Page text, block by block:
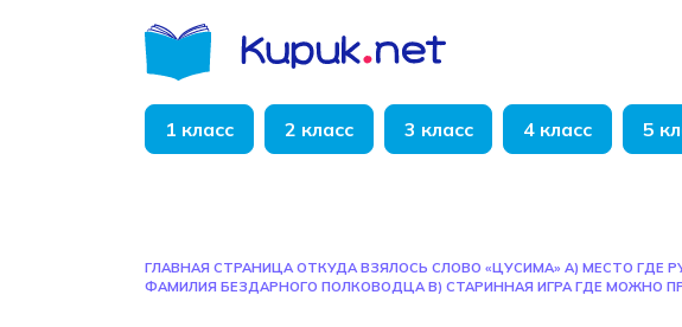
1 класс 2 класс 3 класс 4 класс 5
ГЛАВНАЯ СТРАНИЦА ОТКУДА ВЗЯЛОСЬ СЛОВО «ЦУСИМА» А) МЕСТО ГДЕ
ФАМИЛИЯ БЕЗДАРНОГО ПОЛКОВОДЦА В) СТАРИННАЯ ИГРА ГДЕ МОЖНО